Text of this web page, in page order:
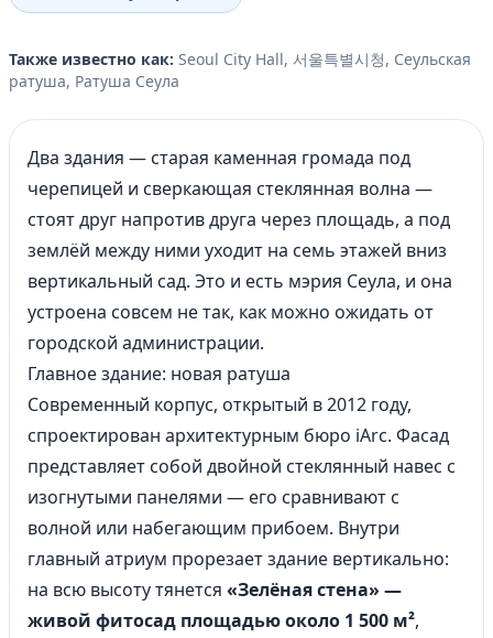
Также известно как: Seoul City Hall, 서울특별시청, Сеульская
ратуша, Ратуша Сеула
Два здания — старая каменная громада под
черепицей и сверкающая стеклянная волна —
стоят друг напротив друга через площадь, а под
землёй между ними уходит на семь этажей вниз
вертикальный сад. Это и есть мэрия Сеула, и она
устроена совсем не так, как можно ожидать от
городской администрации.
Главное здание: новая ратуша
Современный корпус, открытый в 2012 году,
спроектирован архитектурным бюро iArc. Фасад
представляет собой двойной стеклянный навес с
изогнутыми панелями — его сравнивают с
волной или набегающим прибоем. Внутри
главный атриум прорезает здание вертикально:
на всю высоту тянется «Зелёная стена» —
живой фитосад площадью около 1 500 м²,